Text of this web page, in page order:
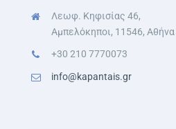
Λεωφ. Κηφισίας 46,
Αμπελόκηποι, 11546, Αθήνα
+30 210 7770073
info@kapantais.gr